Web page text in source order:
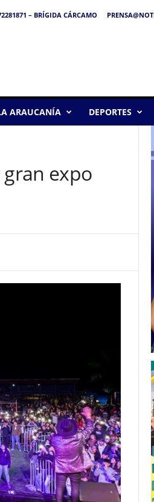
– BRÍGIDA CÁRCAMO
ARAUCANÍA DEPORTES
expo